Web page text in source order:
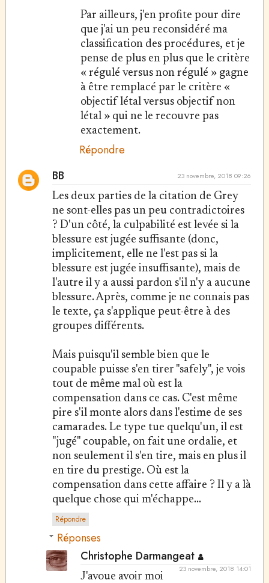
Par ailleurs, j'en profite pour dire
que j'ai un peu reconsidéré ma
classification des procédures, et je
pense de plus en plus que le critère
« régulé versus non régulé » gagne
à être remplacé par le critère «
objectif létal versus objectif non
létal » qui ne le recouvre pas
exactement.
Répondre
BB
23 novembre, 2018 09:26
Les deux parties de la citation de Grey
ne sont-elles pas un peu contradictoires
? D'un côté, la culpabilité est levée si la
blessure est jugée suffisante (donc,
implicitement, elle ne l'est pas si la
blessure est jugée insuffisante), mais de
l'autre il y a aussi pardon s'il n'y a aucune
blessure. Après, comme je ne connais pas
le texte, ça s'applique peut-être à des
groupes différents.
Mais puisqu'il semble bien que le
coupable puisse s'en tirer "safely", je vois
tout de même mal où est la
compensation dans ce cas. C'est même
pire s'il monte alors dans l'estime de ses
camarades. Le type tue quelqu'un, il est
"jugé" coupable, on fait une ordalie, et
non seulement il s'en tire, mais en plus il
en tire du prestige. Où est la
compensation dans cette affaire ? Il y a là
quelque chose qui m'échappe...
Répondre
Réponses
Christophe Darmangeat
23 novembre, 2018 14:01
J'avoue avoir moi